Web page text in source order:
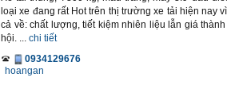
loại xe đang rất Hot trên thị trường xe tải hiện nay
cả về: chất lượng, tiết kiệm nhiên liệu lẫn giá
hội. ... chi tiết
0934129676
hoangan